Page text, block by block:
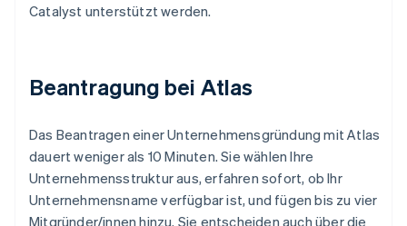
Catalyst unterstützt werden.
Beantragung bei Atlas
Das Beantragen einer Unternehmensgründung mit Atlas
dauert weniger als 10 Minuten. Sie wählen Ihre
Unternehmensstruktur aus, erfahren sofort, ob Ihr
Unternehmensname verfügbar ist, und fügen bis zu vier
Mitgründer/innen hinzu. Sie entscheiden auch über die